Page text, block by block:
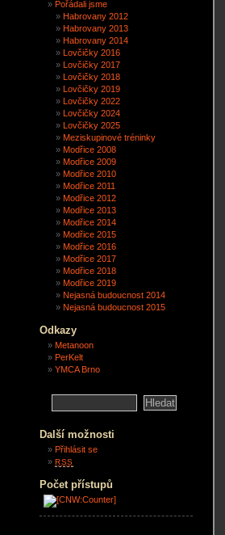
Pořádali jsme
Habrovany 2012
Habrovany 2013
Habrovany 2014
Lovčičky 2016
Lovčičky 2017
Lovčičky 2018
Lovčičky 2019
Lovčičky 2022
Lovčičky 2024
Lovčičky 2025
Meziskupinové tréninky
Modřice 2008
Modřice 2009
Modřice 2010
Modřice 2011
Modřice 2012
Modřice 2013
Modřice 2014
Modřice 2015
Modřice 2016
Modřice 2017
Modřice 2018
Modřice 2019
Nejasná budoucnost 2014
Nejasná budoucnost 2015
Odkazy
Metanoon
PerKelt
YMCA Brno
Další možnosti
Přihlásit se
RSS
Počet přístupů